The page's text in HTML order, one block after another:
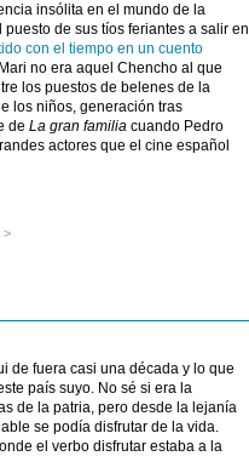
insólita en el mundo de la
de sus tíos feriantes a salir en
con el tiempo en un cuento
no era aquel Chencho al que
los puestos de belenes de la
los niños, generación tras
de La gran familia cuando Pedro
actores que el cine español
>
de fuera casi una década y lo que
país suyo. No sé si era la
de la patria, pero desde la lejanía
se podía disfrutar de la vida.
el verbo disfrutar estaba a la